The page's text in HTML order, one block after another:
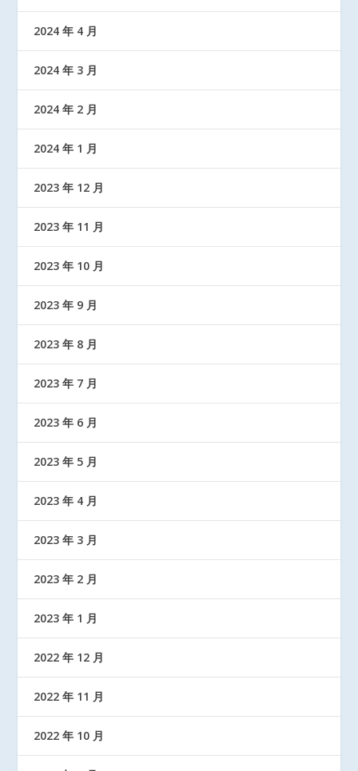
2024 年 4 月
2024 年 3 月
2024 年 2 月
2024 年 1 月
2023 年 12 月
2023 年 11 月
2023 年 10 月
2023 年 9 月
2023 年 8 月
2023 年 7 月
2023 年 6 月
2023 年 5 月
2023 年 4 月
2023 年 3 月
2023 年 2 月
2023 年 1 月
2022 年 12 月
2022 年 11 月
2022 年 10 月